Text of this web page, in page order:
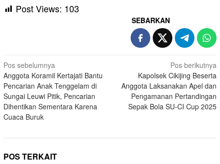
Post Views: 103
SEBARKAN
Navigasi
pos
Pos sebelumnya
Anggota Koramil Kertajati Bantu
Pencarian Anak Tenggelam di
Sungai Leuwi Pitik, Pencarian
Dihentikan Sementara Karena
Cuaca Buruk
Pos berikutnya
Kapolsek Cikijing Beserta
Anggota Laksanakan Apel dan
Pengamanan Pertandingan
Sepak Bola SU-CI Cup 2025
POS TERKAIT